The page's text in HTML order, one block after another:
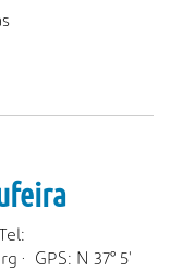
· GPS: N 37° 5'